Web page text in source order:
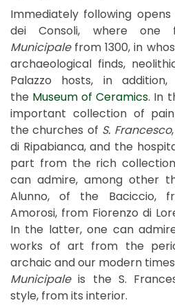
Immediately following
dei Consoli, where one
Municipalefrom 1300, in
archaeological finds,
Palazzo hosts, in
the Museum of Ceramics. In
important collection of
the churches of S. Francesco,
di Ripabianca, and the
part from the rich collection
can admire, among other
Alunno, of the Baciccio,
Amorosi, from Fiorenzo di
In the latter, one can
works of art from the
archaic and our modern
Municipaleis the S.
style, from its interior.